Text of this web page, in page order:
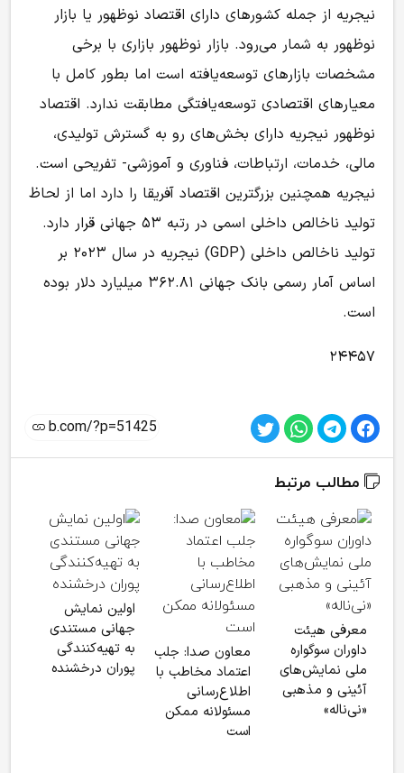
نیجریه از جمله کشورهای دارای اقتصاد نوظهور یا بازار
نوظهور به شمار می‌رود. بازار نوظهور بازاری با برخی
مشخصات بازارهای توسعه‌یافته است اما بطور کامل با
معیارهای اقتصادی توسعه‌یافتگی مطابقت ندارد. اقتصاد
نوظهور نیجریه دارای بخش‌های رو به گسترش تولیدی،
مالی، خدمات، ارتباطات، فناوری و آموزشی- تفریحی است.
نیجریه همچنین بزرگترین اقتصاد آفریقا را دارد اما از لحاظ
تولید ناخالص داخلی اسمی در رتبه ۵۳ جهانی قرار دارد.
تولید ناخالص داخلی (GDP) نیجریه در سال ۲۰۲۳ بر
اساس آمار رسمی بانک جهانی ۳۶۲.۸۱ میلیارد دلار بوده
است.
۲۴۴۵۷
مطالب مرتبط
معرفی هیئت
داوران سوگواره
ملی نمایش‌های
آئینی و مذهبی
«نی‌ناله»
معاون صدا: جلب
اعتماد مخاطب با
اطلاع‌رسانی
مسئولانه ممکن
است
اولین نمایش
جهانی مستندی
به تهیه‌کنندگی
پوران درخشنده